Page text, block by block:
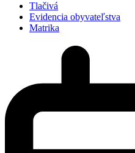
Tlačivá
Evidencia obyvateľstva
Matrika